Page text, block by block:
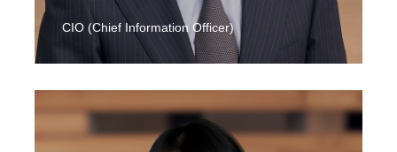
CIO (Chief Information Officer)